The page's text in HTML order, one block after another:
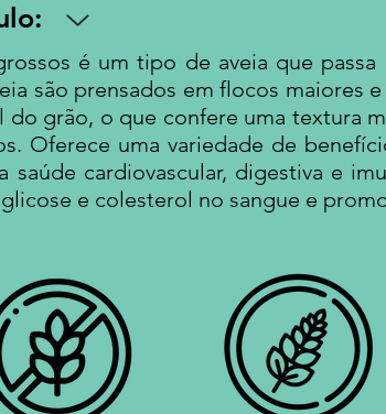
é um tipo de aveia que
são prensados em flocos maiores
do grão, o que confere uma textura
Oferece uma variedade de
saúde cardiovascular, digestiva e
e colesterol no sangue e